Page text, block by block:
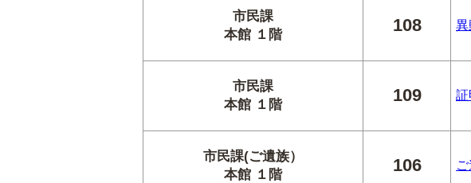
市民課
本館 １階
108 異
市民課
本館 １階
109 証
市民課(ご遺族）
本館 １階
106